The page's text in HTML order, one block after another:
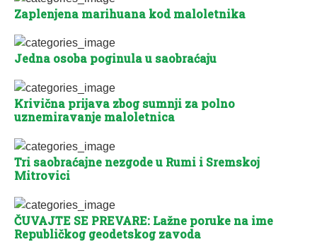
Zaplenjena marihuana kod maloletnika
Jedna osoba poginula u saobraćaju
Krivična prijava zbog sumnji za polno
uznemiravanje maloletnica
Tri saobraćajne nezgode u Rumi i Sremskoj
Mitrovici
ČUVAJTE SE PREVARE: Lažne poruke na ime
Republičkog geodetskog zavoda